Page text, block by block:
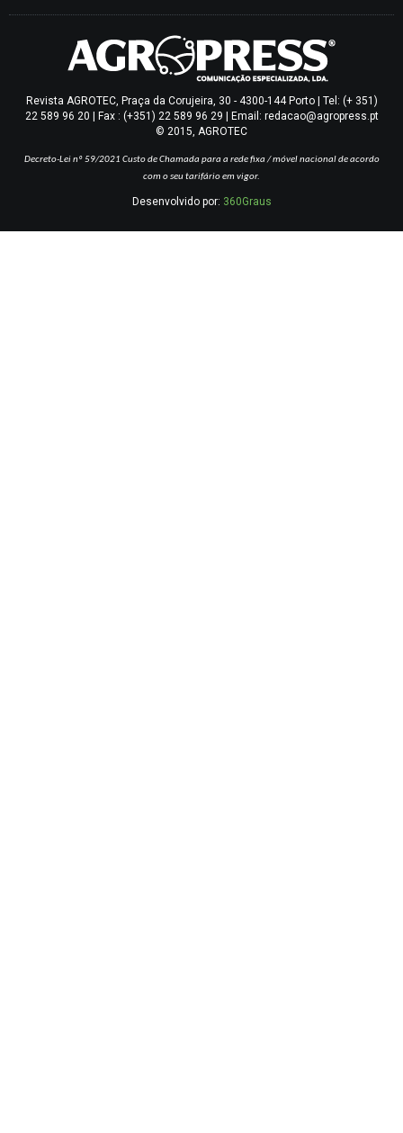
Revista AGROTEC, Praça da Corujeira, 30 - 4300-144 Porto | Tel: (+ 351)
22 589 96 20 | Fax : (+351) 22 589 96 29 | Email: redacao@agropress.pt
© 2015, AGROTEC
Decreto-Lei nº 59/2021 Custo de Chamada para a rede fixa / móvel nacional de acordo
com o seu tarifário em vigor.
Desenvolvido por: 360Graus